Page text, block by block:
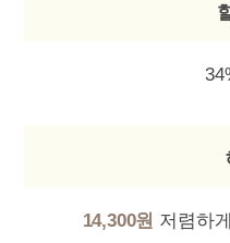
14,300원 저렴하